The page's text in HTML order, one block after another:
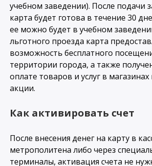
учебном заведении). После подачи
карта будет готова в течение 30
ее можно будет в учебном
льготного проезда карта
возможность бесплатного
территории города, а также
оплате товаров и услуг в
акции.
Как активировать счет
После внесения денег на карту в
метрополитена либо через
терминалы, активация счета не